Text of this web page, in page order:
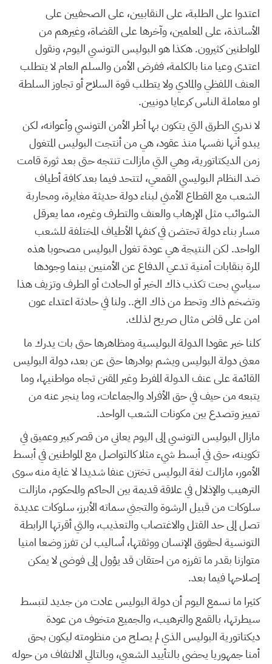
اعتدوا على الطلبة، على النقابيين، على الصحفيين على
الأساتذة، على المعلمين، وآخرها على القضاة، وغيرهم من
المواطنين كثيرون. هكذا هو البوليس التونسي اليوم، ونقول
اعتدى وعيا منا بالكلمة، ففرض الأمن والسلم العام لا يتطلب
العنف اللفظي والمادي ولا يتطلب قوة السلاح أو تجاوز السلطة
او معاملة الناس كرعايا دونيين.
لا ندري الطرق التي يتكون بها أطر الأمن التونسي وأعوانه، لكن
يبدو أنها نفسها منذ عقود، هي من أنتجت البوليس المتغول
زمن الديكتاتورية، وهي التي مازالت تنتجه حتى بعد ثورة قامت
ضد النظام البوليسي القمعي، لتتحد فيما بعد كافة أطياف
الشعب مع القطاع الأمني لبناء دولة حديثة مغايرة، ومحاربة
الشوائب مثل الإرهاب والعنف والتطرف وغيره، مما يعرقل
مسار بناء دولة تحتضن في كنفها الأطياف المختلفة للشعب
الواحد. لكن النتيجة هي عودة تغول البوليس مصحوبا هذه
المرة بنقابات أمنية تدعي الدفاع عن الأمنيين بينما وجودها
سياسي بحت تكذب ذاك الخبر أو الحادث أو الطرف وتزيف هذا
وتضخم ذاك وتحط من ذاك الخ.. ولنا في حادثة اعتداء عون
امن على قاض مثال صريح لذلك.
كلنا خبر عقودا الدولة البوليسية ومظاهرها حتى بات يدرك ما
معنى دولة البوليس ويشم بوادرها حتى عن بعد، دولة البوليس
القائمة على عنف الدولة المفرط وغير المقنن تجاه مواطنيها، وما
يتبعه من حيف في حق الأفراد والجماعات، وما ينجر عنه من
تمييز وتصدع بين مكونات الشعب الواحد.
مازال البوليس التونسي إلى اليوم يعاني من قصر كبير وعميق في
تكوينه، حتى في أبسط شيء مثلا كالتواصل مع المواطنين في أبسط
الأمور، مازالت لغة البوليس تختزن عنفا شديدا لا غاية منه سوى
الترهيب والإذلال في علاقة قديمة بين الحاكم والمحكوم، مازالت
سلوكات من قبيل الرشوة والتجني سماته الأبرز، سلوكات عديدة
تصل إلى حد القتل والاغتصاب والتعذيب، والتي أقرتها الرابطة
التونسية لحقوق الإنسان ووثقتها، أساليب لن تفرز وضعا امنيا
متوازنا بقدر ما تفرزه من احتقان قد يؤول إلى فوضى لا يمكن
إصلاحها فيما بعد.
كثيرا ما نسمع اليوم أن دولة البوليس عادت من جديد لتبسط
سيطرتها، بالقمع والترهيب، والجميع متخوف من عودة
ديكتاتورية البوليس الذي لم يصلح من منظومته ليكون بحق
أمنا جمهوريا يحضى بالتأييد الشعبي، وبالتالي الالتفاف من حوله